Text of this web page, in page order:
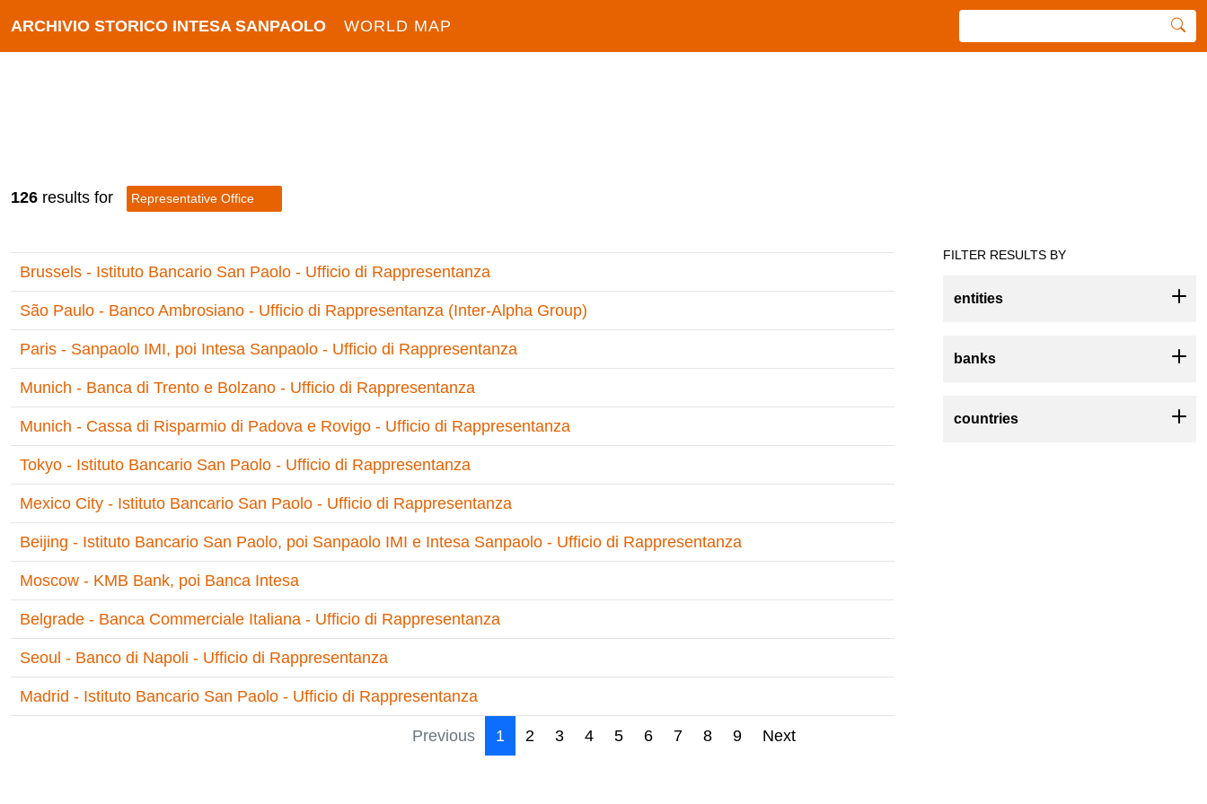
ARCHIVIO STORICO INTESA SANPAOLO WORLD MAP
126 results for Representative Office
Brussels - Istituto Bancario San Paolo - Ufficio di Rappresentanza
São Paulo - Banco Ambrosiano - Ufficio di Rappresentanza (Inter-Alpha Group)
Paris - Sanpaolo IMI, poi Intesa Sanpaolo - Ufficio di Rappresentanza
Munich - Banca di Trento e Bolzano - Ufficio di Rappresentanza
Munich - Cassa di Risparmio di Padova e Rovigo - Ufficio di Rappresentanza
Tokyo - Istituto Bancario San Paolo - Ufficio di Rappresentanza
Mexico City - Istituto Bancario San Paolo - Ufficio di Rappresentanza
Beijing - Istituto Bancario San Paolo, poi Sanpaolo IMI e Intesa Sanpaolo - Ufficio di Rappresentanza
Moscow - KMB Bank, poi Banca Intesa
Belgrade - Banca Commerciale Italiana - Ufficio di Rappresentanza
Seoul - Banco di Napoli - Ufficio di Rappresentanza
Madrid - Istituto Bancario San Paolo - Ufficio di Rappresentanza
FILTER RESULTS BY
entities
banks
countries
Previous 1 2 3 4 5 6 7 8 9 Next